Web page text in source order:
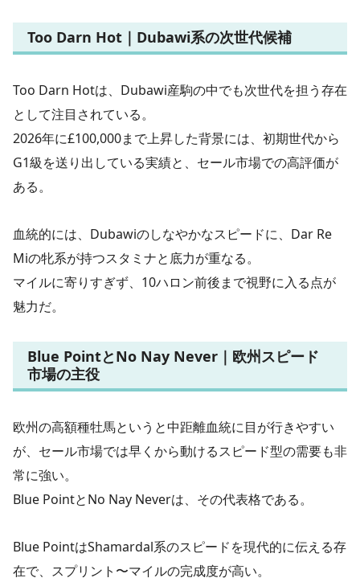
Too Darn Hot｜Dubawi系の次世代候補
Too Darn Hotは、Dubawi産駒の中でも次世代を担う存在
として注目されている。
2026年に£100,000まで上昇した背景には、初期世代から
G1級を送り出している実績と、セール市場での高評価が
ある。
血統的には、Dubawiのしなやかなスピードに、Dar Re
Miの牝系が持つスタミナと底力が重なる。
マイルに寄りすぎず、10ハロン前後まで視野に入る点が
魅力だ。
Blue PointとNo Nay Never｜欧州スピード
市場の主役
欧州の高額種牡馬というと中距離血統に目が行きやすい
が、セール市場では早くから動けるスピード型の需要も非
常に強い。
Blue PointとNo Nay Neverは、その代表格である。
Blue PointはShamardal系のスピードを現代的に伝える存
在で、スプリント〜マイルの完成度が高い。